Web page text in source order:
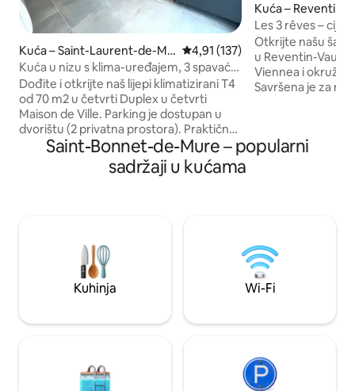
Kuća – Saint-Laurent-de-Mu
re
Prosječna ocjena: 4,91/5,
4,91 (137)
Kuća u nizu s klima-uređajem, 3 spavaće
sobe, 2 parkirna mjesta
Dođite i otkrijte naš lijepi klimatizirani T4
od 70 m2 u četvrti Duplex u četvrti
Maison de Ville. Parking je dostupan u
dvorištu (2 privatna prostora). Praktično
se nalazi u blizini (10 minuta) zračne luke i
željezničkog kolodvora St. Exupéry, 20
minuta od Lyona, 10 minuta od parka
Netto manje od 1 km otvorena 6 dana u
tjednu od 7:00 do 19:00 - Pristup
automobilu autocestama 5/10 min
Kuća – Reventin-
Les 3 rêves –
parkiralište
Otkrijte našu
u Reventin-
Viennea i
Savršena je za
boravak, potpuno
Saint-Bonnet-de-Mure – popularni
sadržaji u kućama
Kuhinja Wi-Fi